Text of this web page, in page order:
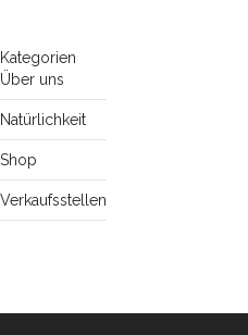
Kategorien
Über uns
Natürlichkeit
Shop
Verkaufsstellen